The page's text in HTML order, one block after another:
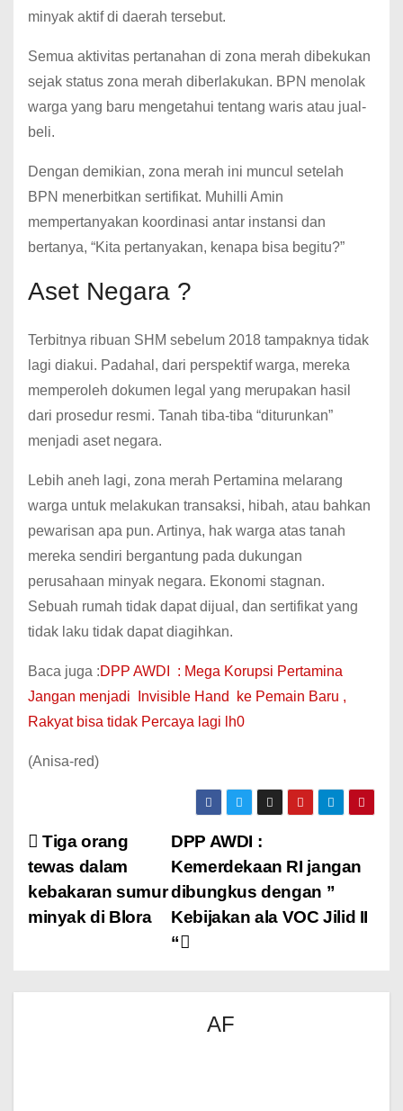
minyak aktif di daerah tersebut.
Semua aktivitas pertanahan di zona merah dibekukan
sejak status zona merah diberlakukan. BPN menolak
warga yang baru mengetahui tentang waris atau jual-
beli.
Dengan demikian, zona merah ini muncul setelah
BPN menerbitkan sertifikat. Muhilli Amin
mempertanyakan koordinasi antar instansi dan
bertanya, “Kita pertanyakan, kenapa bisa begitu?”
Aset Negara ?
Terbitnya ribuan SHM sebelum 2018 tampaknya tidak
lagi diakui. Padahal, dari perspektif warga, mereka
memperoleh dokumen legal yang merupakan hasil
dari prosedur resmi. Tanah tiba-tiba “diturunkan”
menjadi aset negara.
Lebih aneh lagi, zona merah Pertamina melarang
warga untuk melakukan transaksi, hibah, atau bahkan
pewarisan apa pun. Artinya, hak warga atas tanah
mereka sendiri bergantung pada dukungan
perusahaan minyak negara. Ekonomi stagnan.
Sebuah rumah tidak dapat dijual, dan sertifikat yang
tidak laku tidak dapat diagihkan.
Baca juga :DPP AWDI : Mega Korupsi Pertamina
Jangan menjadi Invisible Hand ke Pemain Baru ,
Rakyat bisa tidak Percaya lagi lh0
(Anisa-red)
DPP AWDI :
Kemerdekaan RI jangan
dibungkus dengan ”
Kebijakan ala VOC Jilid II
“
Tiga orang
tewas dalam
kebakaran sumur
minyak di Blora
AF